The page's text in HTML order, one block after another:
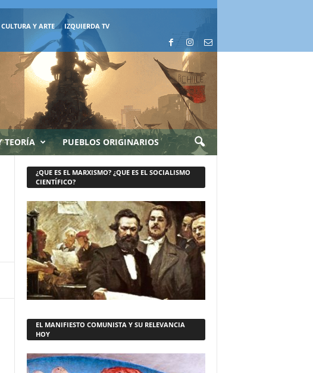
CULTURA Y ARTE IZQUIERDA TV
TEORÍA PUEBLOS ORIGINARIOS
¿QUE ES EL MARXISMO? ¿QUE ES EL SOCIALISMO
CIENTÍFICO?
EL MANIFIESTO COMUNISTA Y SU RELEVANCIA
HOY